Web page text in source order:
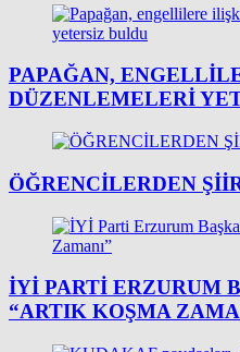
PAPAĞAN,
DÜZENLEMELERI
ÖĞRENCİLERDEN
İYİ PARTI ERZURUM
“ARTIK KOŞMA